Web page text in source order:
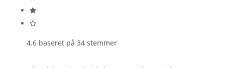
4.6 baseret på 34 stemmer